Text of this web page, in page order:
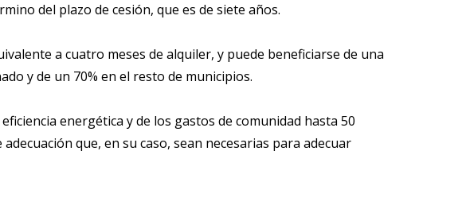
del plazo de cesión, que es de siete años.
a cuatro meses de alquiler, y puede beneficiarse de una
y de un 70% en el resto de municipios.
energética y de los gastos de comunidad hasta 50
que, en su caso, sean necesarias para adecuar